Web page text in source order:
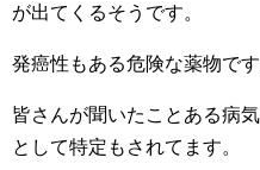
が出てくるそうです。
発癌性もある危険な薬物です
皆さんが聞いたことある病
として特定もされてます。